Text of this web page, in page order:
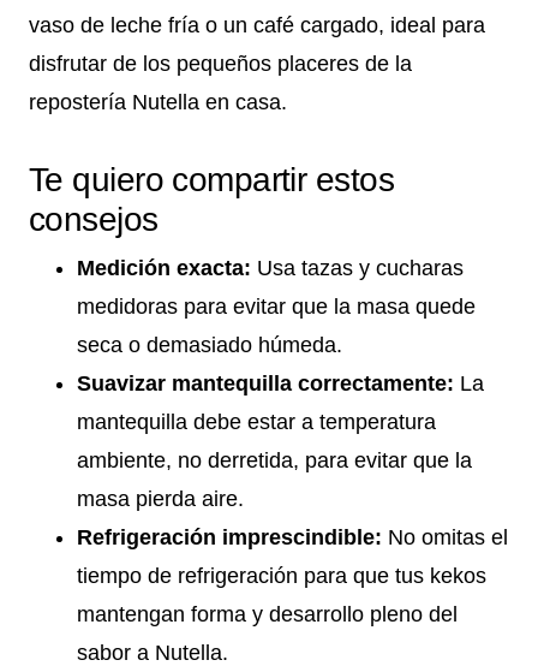
vaso de leche fría o un café cargado, ideal para
disfrutar de los pequeños placeres de la
repostería Nutella en casa.
Te quiero compartir estos
consejos
Medición exacta: Usa tazas y cucharas
medidoras para evitar que la masa quede
seca o demasiado húmeda.
Suavizar mantequilla correctamente: La
mantequilla debe estar a temperatura
ambiente, no derretida, para evitar que la
masa pierda aire.
Refrigeración imprescindible: No omitas el
tiempo de refrigeración para que tus kekos
mantengan forma y desarrollo pleno del
sabor a Nutella.